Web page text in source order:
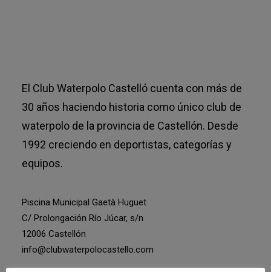
El Club Waterpolo Castelló cuenta con más de
30 años haciendo historia como único club de
waterpolo de la provincia de Castellón. Desde
1992 creciendo en deportistas, categorías y
equipos.
Piscina Municipal Gaetà Huguet
C/ Prolongación Río Júcar, s/n
12006 Castellón
info@clubwaterpolocastello.com